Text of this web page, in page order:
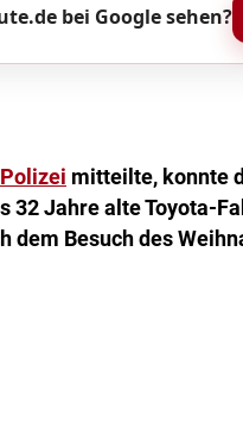
bei Google sehen?
mitteilte, konnte
32 Jahre alte Toyota-
dem Besuch des